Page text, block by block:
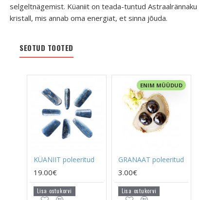
selgeltnägemist. Küaniit on teada-tuntud Astraalrännaku
kristall, mis annab oma energiat, et sinna jõuda.
SEOTUD TOOTED
KÜANIIT poleeritud
19.00€
Lisa ostukorvi
ENIM MÜÜDUD
GRANAAT poleeritud
3.00€
Lisa ostukorvi